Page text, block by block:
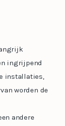
ingrijpend
installaties,
worden de
andere